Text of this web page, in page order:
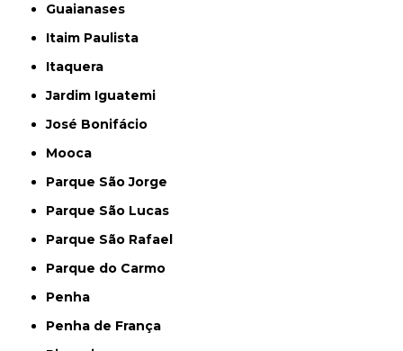
Guaianases
Itaim Paulista
Itaquera
Jardim Iguatemi
José Bonifácio
Mooca
Parque São Jorge
Parque São Lucas
Parque São Rafael
Parque do Carmo
Penha
Penha de França